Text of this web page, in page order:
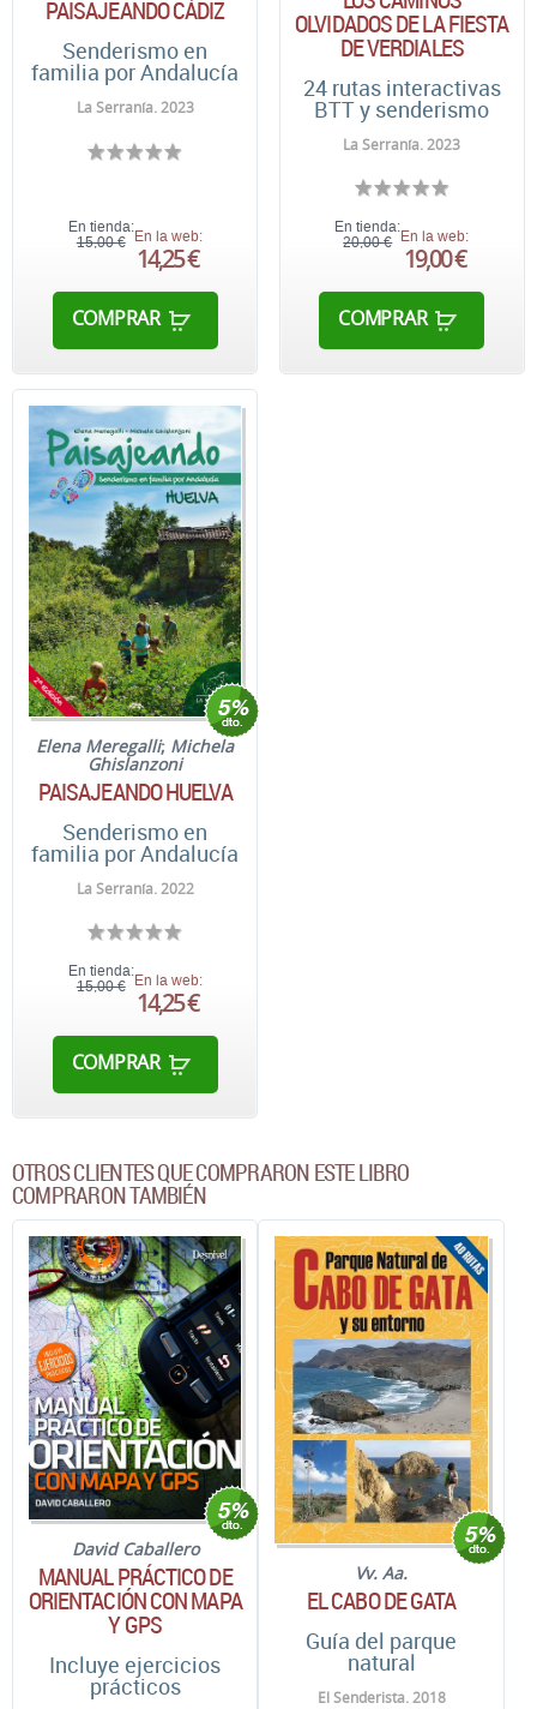
PAISAJEANDO CÁDIZ
Senderismo en
familia por Andalucía
La Serranía. 2023
En tienda:
15,00 € En la web:
14,25 €
COMPRAR
OLVIDADOS DE LA FIESTA
DE VERDIALES
24 rutas interactivas
BTT y senderismo
La Serranía. 2023
En tienda:
20,00 € En la web:
19,00 €
COMPRAR
Elena Meregalli; Michela
Ghislanzoni
PAISAJEANDO HUELVA
Senderismo en
familia por Andalucía
La Serranía. 2022
En tienda:
15,00 € En la web:
14,25 €
COMPRAR
OTROS CLIENTES QUE COMPRARON ESTE LIBRO
COMPRARON TAMBIÉN
David Caballero
MANUAL PRÁCTICO DE
ORIENTACIÓN CON MAPA
Y GPS
Incluye ejercicios
prácticos
Vv. Aa.
EL CABO DE GATA
Guía del parque
natural
El Senderista. 2018